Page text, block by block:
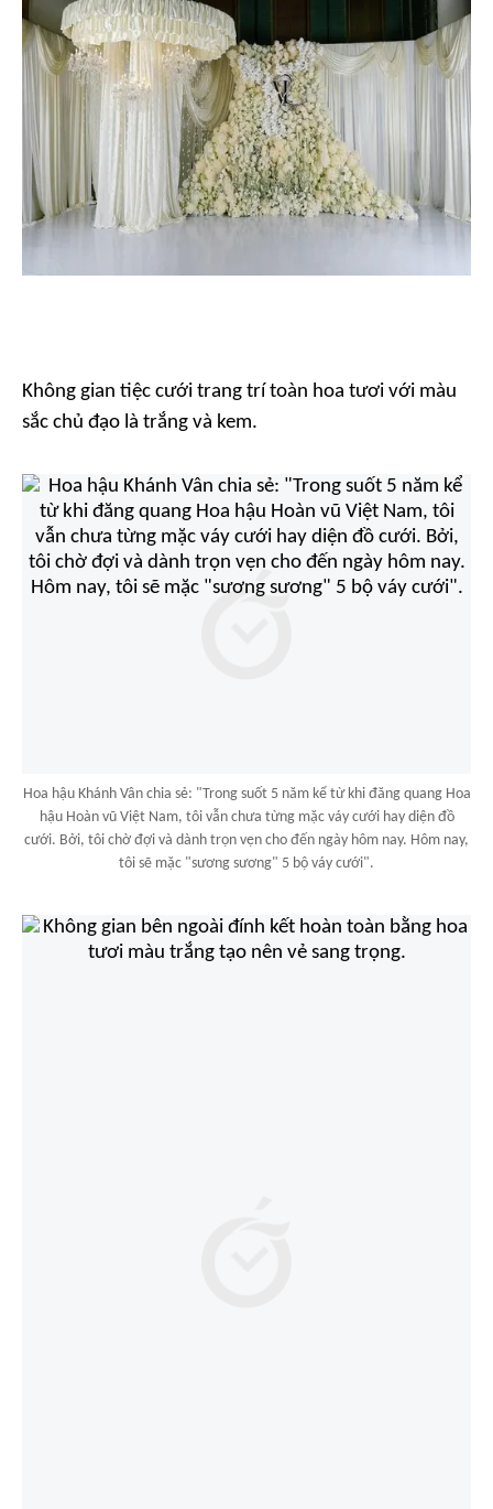
Không gian tiệc cưới trang trí toàn hoa tươi với màu
sắc chủ đạo là trắng và kem.
Hoa hậu Khánh Vân chia sẻ: "Trong suốt 5 năm kể từ khi đăng quang Hoa
hậu Hoàn vũ Việt Nam, tôi vẫn chưa từng mặc váy cưới hay diện đồ
cưới. Bởi, tôi chờ đợi và dành trọn vẹn cho đến ngày hôm nay. Hôm nay,
tôi sẽ mặc "sương sương" 5 bộ váy cưới".